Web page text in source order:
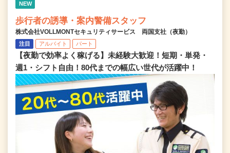
NEW
歩行者の誘導・案内警備スタッフ
株式会社VOLLMONTセキュリティサービス 両国支社（夜勤）
注目 アルバイト パート
【夜勤で効率よく稼げる】未経験大歓迎！短期・単発・
週1・シフト自由！80代までの幅広い世代が活躍中！